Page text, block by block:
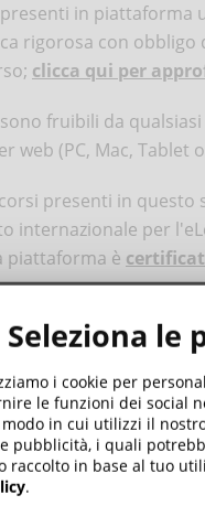
in piattaforma
rigorosa con obbligo
clicca qui per
fruibili da
web (PC, Mac, Tablet
presenti in questo
internazionale per
piattaforma è
.
Seleziona le
i cookie per
le funzioni dei social
in cui utilizzi il
pubblicità, i quali
raccolto in base al tuo
.